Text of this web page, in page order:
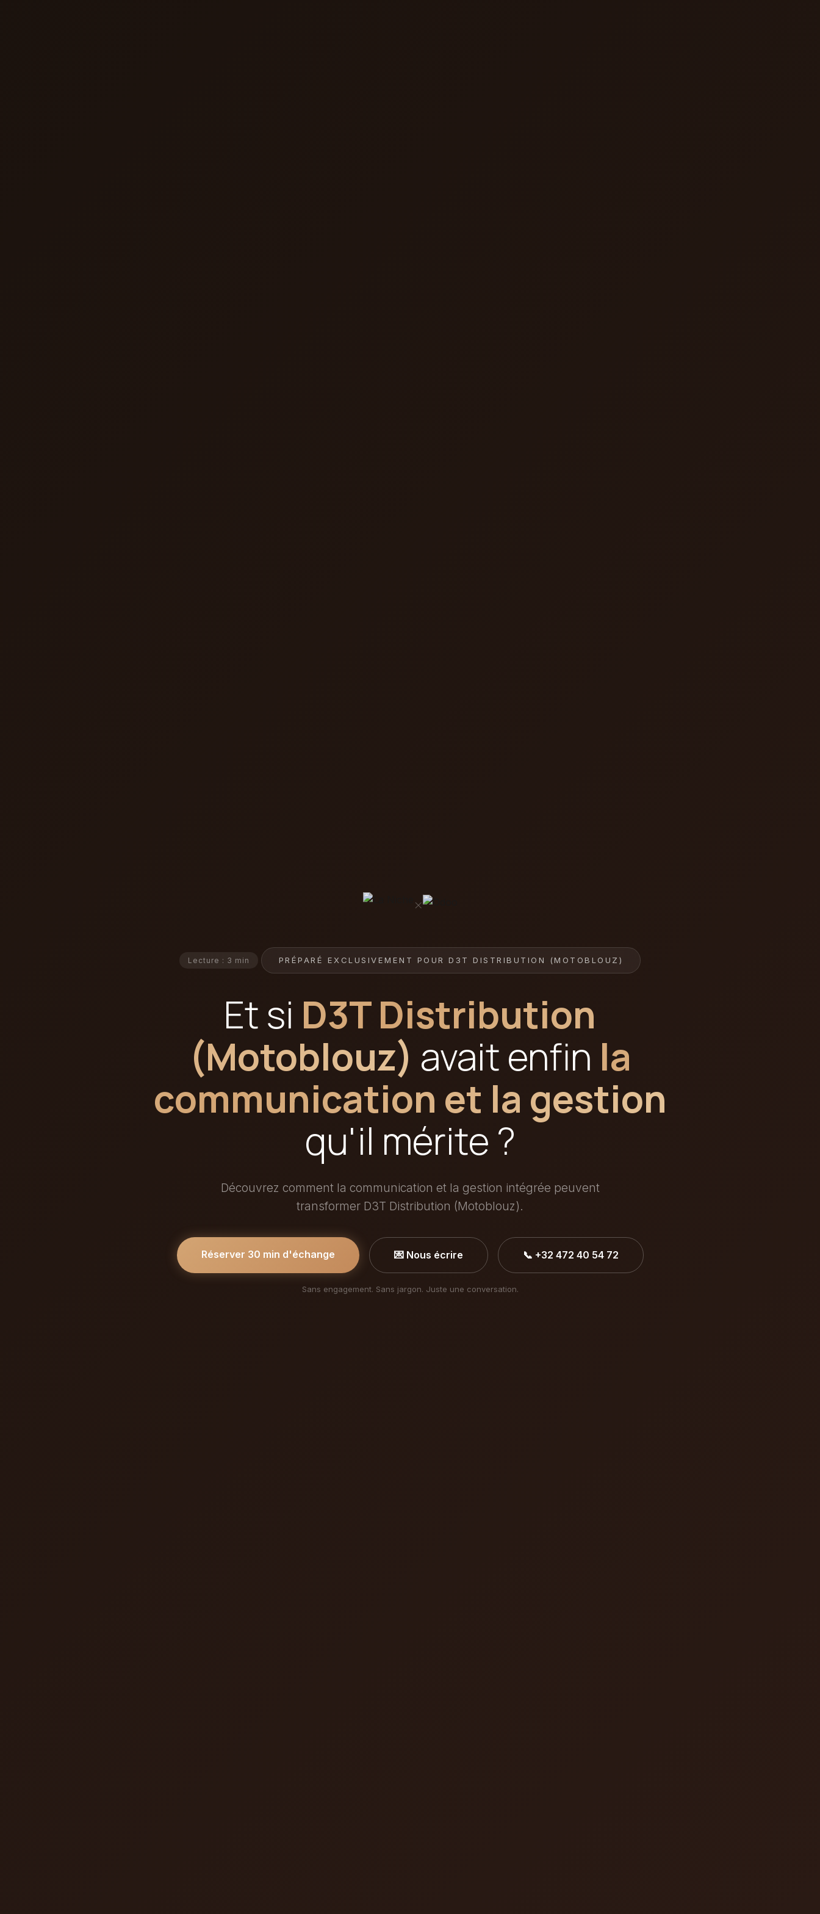
×
Lecture : 3 min PRÉPARÉ EXCLUSIVEMENT POUR D3T DISTRIBUTION (MOTOBLOUZ)
Et si D3T Distribution
(Motoblouz) avait enfin la
communication et la gestion
qu'il mérite ?
Découvrez comment la communication et la gestion intégrée peuvent
transformer D3T Distribution (Motoblouz).
Réserver 30 min d'échange 💌 Nous écrire 📞 +32 472 40 54 72
Sans engagement. Sans jargon. Juste une conversation.